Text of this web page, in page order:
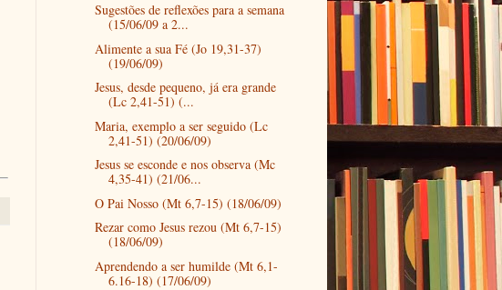
Sugestões de reflexões para a semana
(15/06/09 a 2...
Alimente a sua Fé (Jo 19,31-37)
(19/06/09)
Jesus, desde pequeno, já era grande
(Lc 2,41-51) (...
Maria, exemplo a ser seguido (Lc
2,41-51) (20/06/09)
Jesus se esconde e nos observa (Mc
4,35-41) (21/06...
O Pai Nosso (Mt 6,7-15) (18/06/09)
Rezar como Jesus rezou (Mt 6,7-15)
(18/06/09)
Aprendendo a ser humilde (Mt 6,1-
6.16-18) (17/06/09)